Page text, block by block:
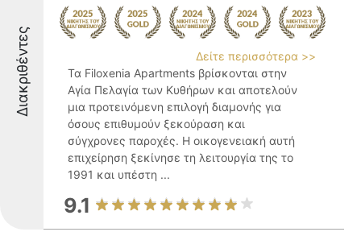
Διακριθέντες
Δείτε περισσότερα >>
Τα Filoxenia Apartments βρίσκονται στην
Αγία Πελαγία των Κυθήρων και αποτελούν
μια προτεινόμενη επιλογή διαμονής για
όσους επιθυμούν ξεκούραση και
σύγχρονες παροχές. Η οικογενειακή αυτή
επιχείρηση ξεκίνησε τη λειτουργία της το
1991 και υπέστη ...
9.1